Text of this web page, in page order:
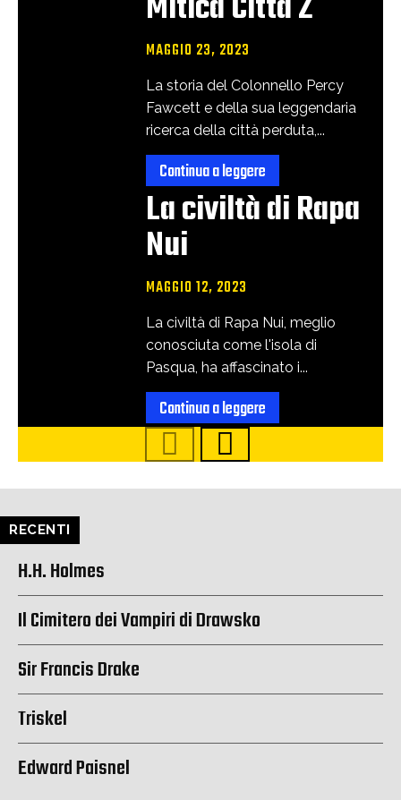
MAGGIO 23, 2023
La storia del Colonnello Percy
Fawcett e della sua leggendaria
ricerca della città perduta,...
Continua a leggere
La civiltà di Rapa
Nui
MAGGIO 12, 2023
La civiltà di Rapa Nui, meglio
conosciuta come l'isola di
Pasqua, ha affascinato i...
Continua a leggere
RECENTI
H.H. Holmes
Il Cimitero dei Vampiri di Drawsko
Sir Francis Drake
Triskel
Edward Paisnel